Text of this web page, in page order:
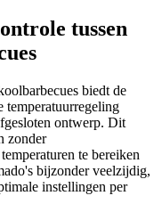
tussen
biedt de
temperatuurregeling
ontwerp. Dit
zonder
te bereiken
bijzonder veelzijdig,
instellingen per